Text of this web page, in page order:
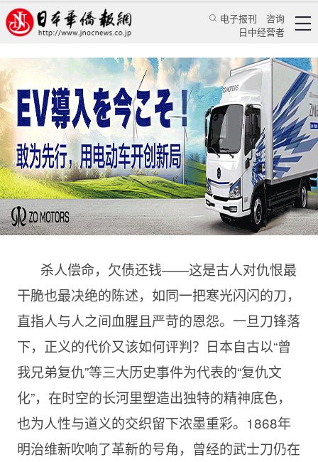
电子报刊
咨询
日中经营者
【日本文史漫笔332】最后的复仇事件历经百年
尚留对人性的思考
蒋丰 特辑 日本文史漫笔
日本华侨报 2025/2/19 11:47:51
杀人偿命，欠债还钱——这是古人对仇恨最
干脆也最决绝的陈述，如同一把寒光闪闪的刀，
直指人与人之间血腥且严苛的恩怨。一旦刀锋落
下，正义的代价又该如何评判？日本自古以“曾
我兄弟复仇”等三大历史事件为代表的“复仇文
化”，在时空的长河里塑造出独特的精神底色，
也为人性与道义的交织留下浓墨重彩。1868年
明治维新吹响了革新的号角，曾经的武士刀仍在